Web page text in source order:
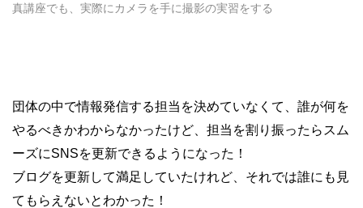
真講座でも、実際にカメラを手に撮影の実習をする
団体の中で情報発信する担当を決めていなくて、誰が何を
やるべきかわからなかったけど、担当を割り振ったらスム
ーズにSNSを更新できるようになった！
ブログを更新して満足していたけれど、それでは誰にも見
てもらえないとわかった！